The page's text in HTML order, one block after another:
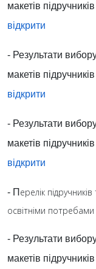
макетів
відкрити
- Результати
макетів
відкрити
- Результати
макетів
відкрити
- П ерелік
освітніми
- Результати
макетів